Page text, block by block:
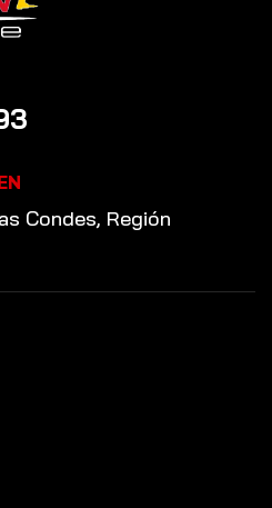
Condes, Región